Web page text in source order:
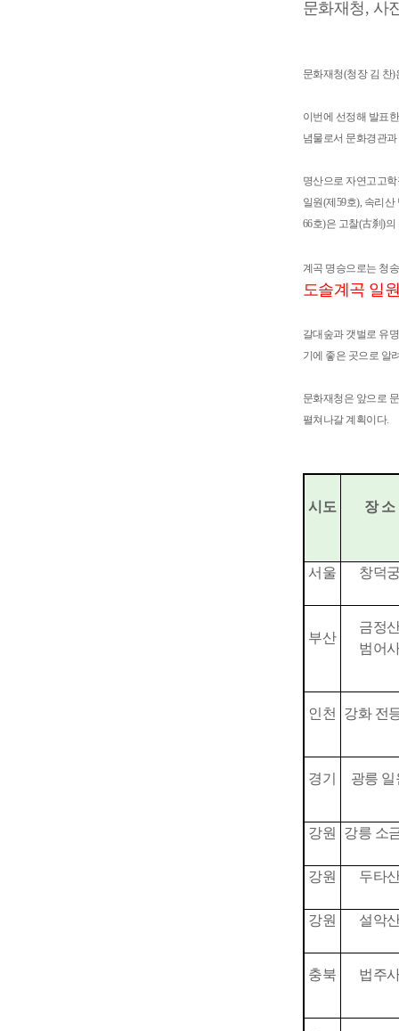
문화재청, 사
문화재청(청장 김 찬
이번에 선정해 발표
념물로서 문화경관
명산으로 자연고고
일원(제59호), 속리
66호)은 고찰(古刹)
계곡 명승으로는 청
도솔계곡 일
갈대숲과 갯벌로 유
기에 좋은 곳으로 알
문화재청은 앞으로
펼쳐나갈 계획이다.
시도 장 소
서울 창덕
부산
금정
범어
인천 강화 전
경기 광릉 일
강원 강릉 소
강원 두타
강원 설악
충북 법주